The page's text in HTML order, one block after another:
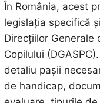
În România, acest
legislația specifică
Direcțiilor Generale
Copilului
detaliu pașii
de handicap,